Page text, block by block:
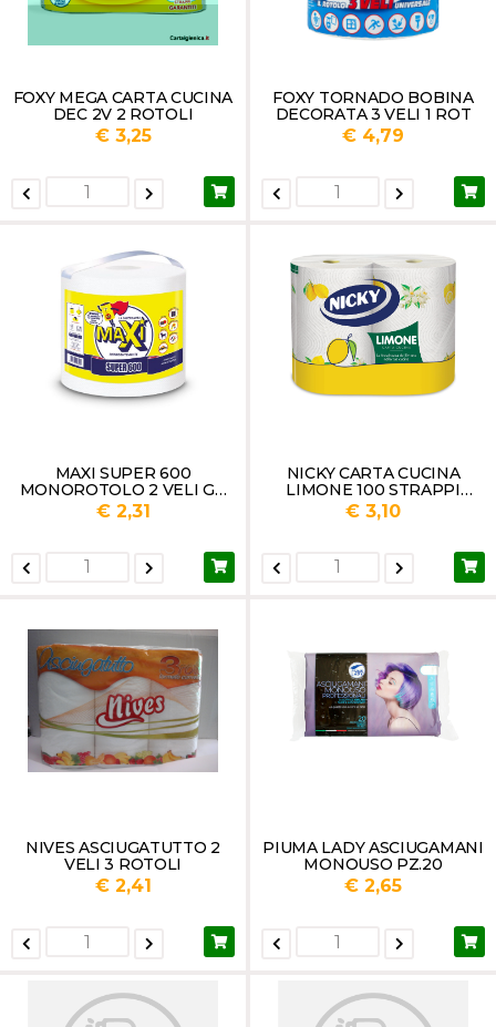
FOXY MEGA CARTA CUCINA
DEC 2V 2 ROTOLI
€ 3,25
FOXY TORNADO BOBINA
DECORATA 3 VELI 1 ROT
€ 4,79
MAXI SUPER 600
MONOROTOLO 2 VELI GR
525
€ 2,31
NICKY CARTA CUCINA
LIMONE 100 STRAPPI
2VELI 2ROTOLI
€ 3,10
NIVES ASCIUGATUTTO 2
VELI 3 ROTOLI
€ 2,41
PIUMA LADY ASCIUGAMANI
MONOUSO PZ.20
€ 2,65